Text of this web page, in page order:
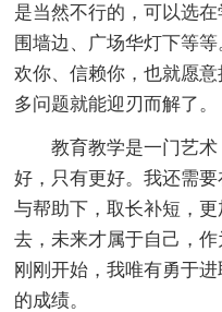
是当然不行的，可以选
围墙边、广场华灯下等
欢你、信赖你，也就愿
多问题就能迎刃而解了。
教育教学是一门艺术
好，只有更好。我还需
与帮助下，取长补短，
去，未来才属于自己，
刚刚开始，我唯有勇于
的成绩。